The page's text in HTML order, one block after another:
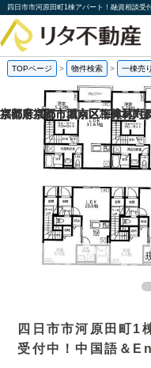
TOPページ > 物件検索 > 一棟売
四日市市河原田町1
受付中！中国語＆
福岡県福岡市城南区梅林2丁
京都府京都市西京区下津林六
京都府京都市西京区下津林六
京都府京都市下京区二人司町